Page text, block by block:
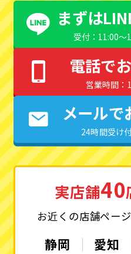
まずは
受付：11:00
電話で
営業時間：
メールで
24時間受け
実店舗40
お近くの店舗ペー
静岡 愛知